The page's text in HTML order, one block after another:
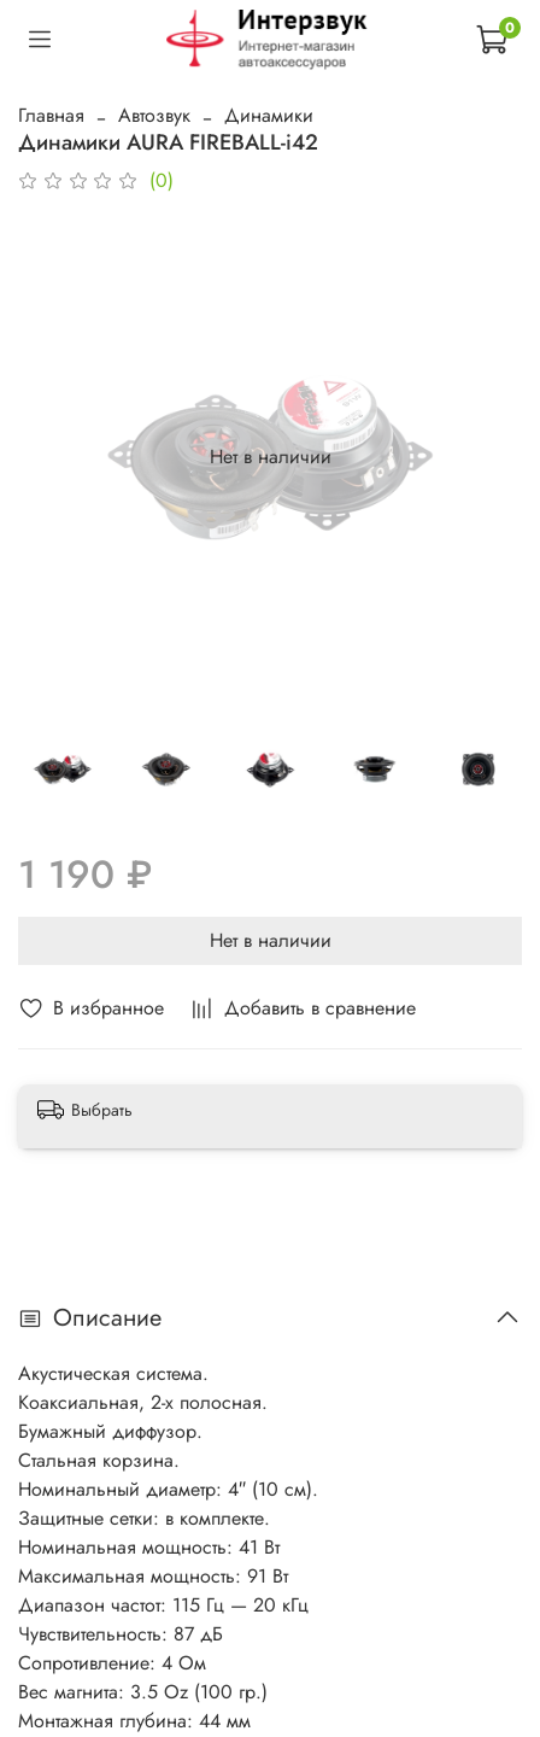
0
Главная Автозвук Динамики
Динамики AURA FIREBALL-i42
(0)
В избранное Добавить в сравнение
Нет в наличии
1 190 ₽
Нет в наличии
Выбрать
Описание
Акустическая система.
Коаксиальная, 2-х полосная.
Бумажный диффузор.
Стальная корзина.
Номинальный диаметр: 4″ (10 см).
Защитные сетки: в комплекте.
Номинальная мощность: 41 Вт
Максимальная мощность: 91 Вт
Диапазон частот: 115 Гц — 20 кГц
Чувствительность: 87 дБ
Сопротивление: 4 Ом
Вес магнита: 3.5 Oz (100 гр.)
Монтажная глубина: 44 мм